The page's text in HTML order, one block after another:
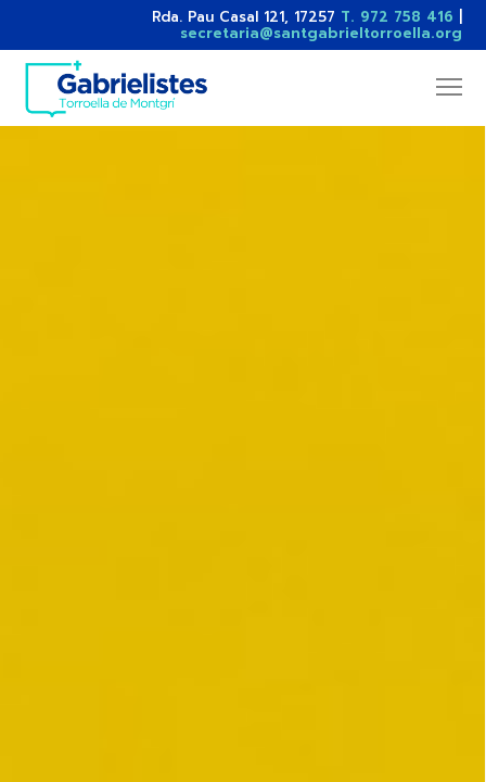
Rda. Pau Casal 121, 17257 T. 972 758 416
secretaria@santgabrieltorroella.org